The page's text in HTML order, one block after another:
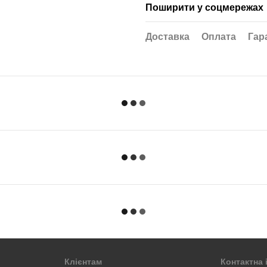
Поширити у соцмережах
Доставка Оплата
Клієнтам Контактна